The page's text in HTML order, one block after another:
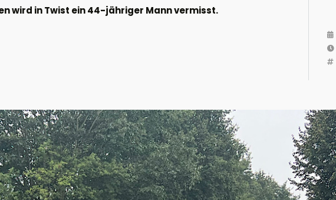
wird in Twist ein 44-jähriger Mann vermisst.